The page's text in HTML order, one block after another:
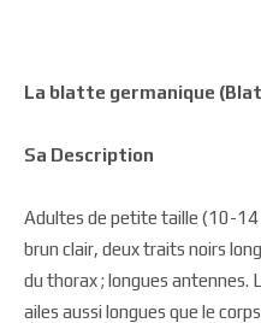
La blatte germanique
Sa Description
Adultes de petite taille (10-14
brun clair, deux traits noirs
du thorax ; longues antennes.
ailes aussi longues que le